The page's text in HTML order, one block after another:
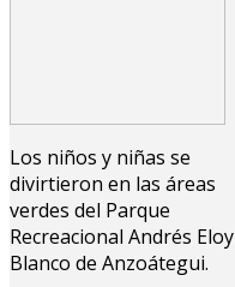
Los niños y niñas se
divirtieron en las áreas
verdes del Parque
Recreacional Andrés Eloy
Blanco de Anzoátegui.